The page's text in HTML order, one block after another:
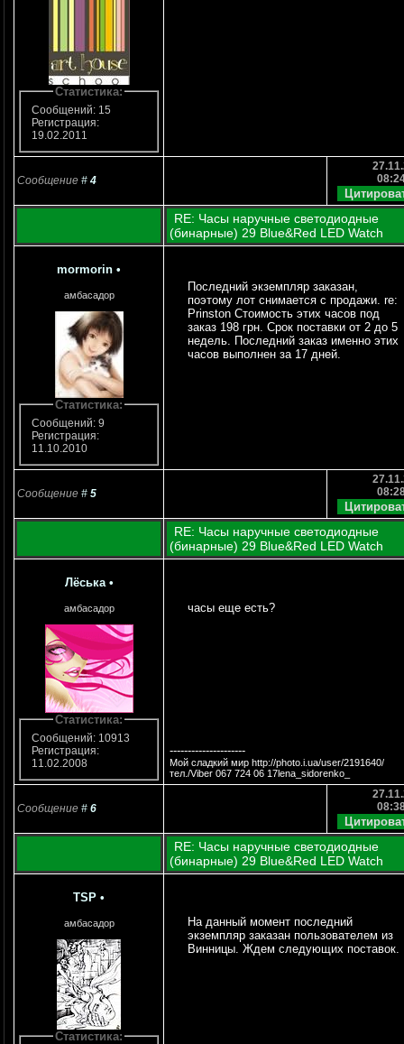
Статистика:
Сообщений: 15
Регистрация:
19.02.2011
Сообщение#4
RE: Часы наручные светодиодные
(бинарные) 29 Blue&Red LED Watch
mormorin •
амбасадор
Статистика:
Сообщений: 9
Регистрация:
11.10.2010
Последний экземпляр заказан,
поэтому лот снимается с продажи. re:
Prinston Стоимость этих часов под
заказ 198 грн. Срок поставки от 2 до 5
недель. Последний заказ именно этих
часов выполнен за 17 дней.
Сообщение#5
RE: Часы наручные светодиодные
(бинарные) 29 Blue&Red LED Watch
Лёська •
амбасадор
Статистика:
Сообщений: 10913
Регистрация:
11.02.2008
часы еще есть?
---------------------
Мой сладкий мир http://photo.i.ua/user/2191640/
тел./Viber 067 724 06 17lena_sidorenko_
Сообщение#6
RE: Часы наручные светодиодные
(бинарные) 29 Blue&Red LED Watch
TSP •
амбасадор
Статистика:
На данный момент последний
экземпляр заказан пользователем из
Винницы. Ждем следующих поставок.